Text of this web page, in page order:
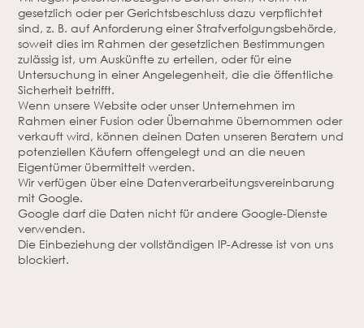
gesetzlich oder per Gerichtsbeschluss dazu verpflichtet
sind, z. B. auf Anforderung einer Strafverfolgungsbehörde,
soweit dies im Rahmen der gesetzlichen Bestimmungen
zulässig ist, um Auskünfte zu erteilen, oder für eine
Untersuchung in einer Angelegenheit, die die öffentliche
Sicherheit betrifft.
Wenn unsere Website oder unser Unternehmen im
Rahmen einer Fusion oder Übernahme übernommen oder
verkauft wird, können deinen Daten unseren Beratern und
potenziellen Käufern offengelegt und an die neuen
Eigentümer übermittelt werden.
Wir verfügen über eine Datenverarbeitungsvereinbarung
mit Google.
Google darf die Daten nicht für andere Google-Dienste
verwenden.
Die Einbeziehung der vollständigen IP-Adresse ist von uns
blockiert.